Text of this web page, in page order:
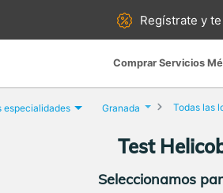
Regístrate yte
Comprar Servicios
especialidades Granada Todas las
Test
Seleccionamos